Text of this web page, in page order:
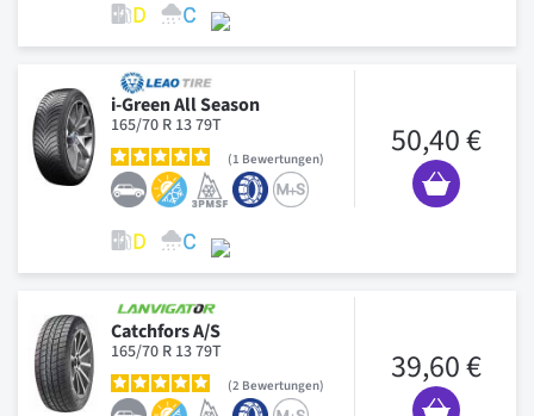
i-Green All Season
165/70 R 13 79T
1 Bewertungen 50,40 €
Catchfors A/S
165/70 R 13 79T
2 Bewertungen 39,60 €